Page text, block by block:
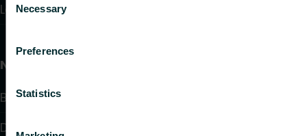
Selection
Necessary
Preferences
Statistics
Loft varme og køling
Nyttige links
Beregningsværktøj
Downloads